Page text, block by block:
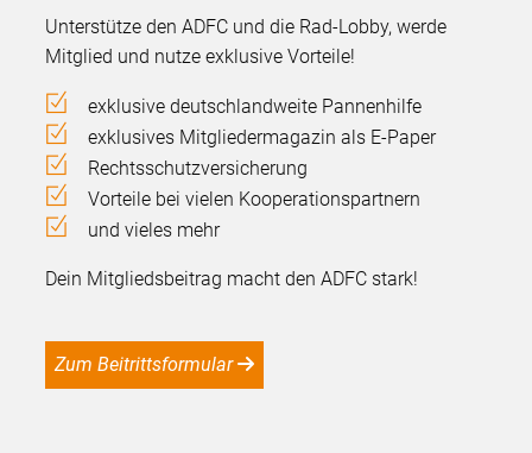
Unterstütze den ADFC und die Rad-Lobby, werde
Mitglied und nutze exklusive Vorteile!
exklusive deutschlandweite Pannenhilfe
exklusives Mitgliedermagazin als E-Paper
Rechtsschutzversicherung
Vorteile bei vielen Kooperationspartnern
und vieles mehr
Dein Mitgliedsbeitrag macht den ADFC stark!
Zum Beitrittsformular